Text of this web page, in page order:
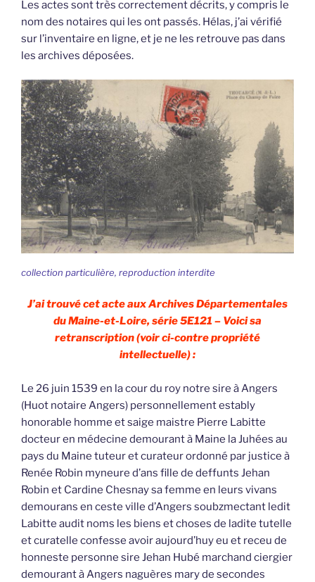
Les actes sont très correctement décrits, y compris le
nom des notaires qui les ont passés. Hélas, j’ai vérifié
sur l’inventaire en ligne, et je ne les retrouve pas dans
les archives déposées.
collection particulière, reproduction interdite
J’ai trouvé cet acte aux Archives Départementales
du Maine-et-Loire, série 5E121 – Voici sa
retranscription (voir ci-contre propriété
intellectuelle) :
Le 26 juin 1539 en la cour du roy notre sire à Angers
(Huot notaire Angers) personnellement estably
honorable homme et saige maistre Pierre Labitte
docteur en médecine demourant à Maine la Juhées au
pays du Maine tuteur et curateur ordonné par justice à
Renée Robin myneure d’ans fille de deffunts Jehan
Robin et Cardine Chesnay sa femme en leurs vivans
demourans en ceste ville d’Angers soubzmectant ledit
Labitte audit noms les biens et choses de ladite tutelle
et curatelle confesse avoir aujourd’huy eu et receu de
honneste personne sire Jehan Hubé marchand ciergier
demourant à Angers naguères mary de secondes